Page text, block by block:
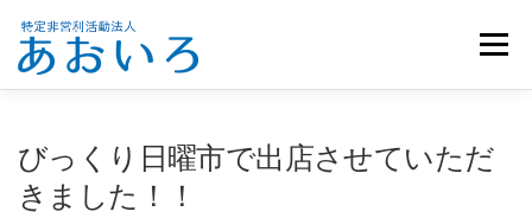
メニュー
びっくり日曜市で出店させていただ
きました！！